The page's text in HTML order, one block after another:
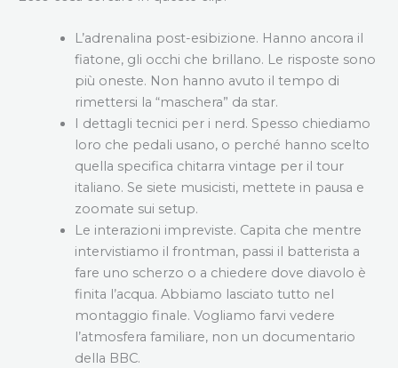
L’adrenalina post-esibizione. Hanno ancora il
fiatone, gli occhi che brillano. Le risposte sono
più oneste. Non hanno avuto il tempo di
rimettersi la “maschera” da star.
I dettagli tecnici per i nerd. Spesso chiediamo
loro che pedali usano, o perché hanno scelto
quella specifica chitarra vintage per il tour
italiano. Se siete musicisti, mettete in pausa e
zoomate sui setup.
Le interazioni impreviste. Capita che mentre
intervistiamo il frontman, passi il batterista a
fare uno scherzo o a chiedere dove diavolo è
finita l’acqua. Abbiamo lasciato tutto nel
montaggio finale. Vogliamo farvi vedere
l’atmosfera familiare, non un documentario
della BBC.